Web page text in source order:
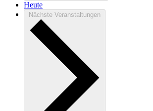
Heute
Nächste Veranstaltungen